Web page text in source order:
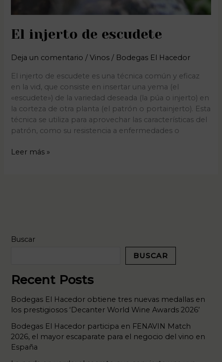
El injerto de escudete
Deja un comentario /Vinos / Bodegas El Hacedor
El injerto de escudete es una técnica común y eficaz
en la vid, que consiste en insertar una yema (el
«escudete») de la variedad deseada (la púa o injerto) en
la corteza de otra planta (el patrón o portainjerto). Esta
técnica se utiliza para aprovechar las características del
patrón, como su resistencia a enfermedades o
Leer más »
Buscar
BUSCAR
Recent Posts
Bodegas El Hacedor obtiene tres nuevas medallas en
los prestigiosos ‘Decanter World Wine Awards 2026’
Bodegas El Hacedor participa en FENAVIN Match
2026, el mayor escaparate para el negocio del vino en
España